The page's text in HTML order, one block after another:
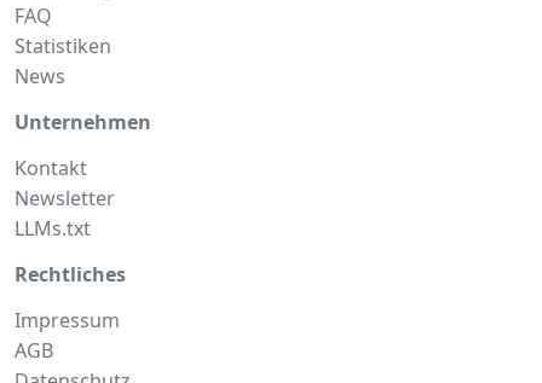
FAQ
Statistiken
News
Unternehmen
Kontakt
Newsletter
LLMs.txt
Rechtliches
Impressum
AGB